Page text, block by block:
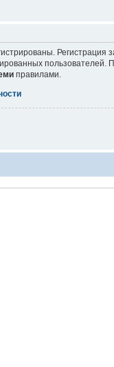
Регистрация
правилами.